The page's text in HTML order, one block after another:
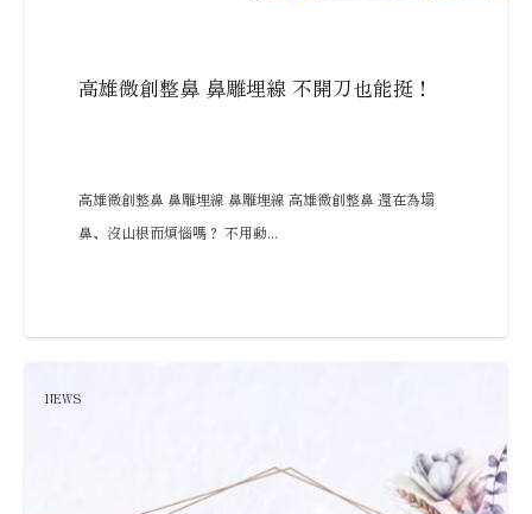
高雄微創整鼻 鼻雕埋線 不開刀也能挺！
高雄微創整鼻 鼻雕埋線 鼻雕埋線 高雄微創整鼻 還在為塌
鼻、沒山根而煩惱嗎？ 不用動...
NEWS